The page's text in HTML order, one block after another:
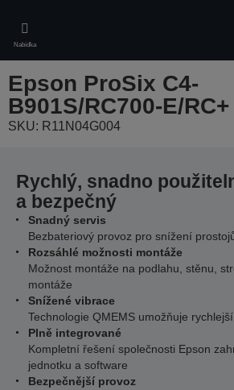
main
content
Nabídka
Epson ProSix C4-
B901S/RC700-E/RC+
SKU: R11N04G004
Rychlý, snadno
a bezpečný
Snadný servis
Bezbateriový provoz pro snížení
Rozsáhlé možnosti montáže
Možnost montáže na podlahu, stěnu,
montáže
Snížené vibrace
Technologie QMEMS umožňuje
Plně integrované
Kompletní řešení společnosti Epson
jednotku a software
Bezpečnější provoz